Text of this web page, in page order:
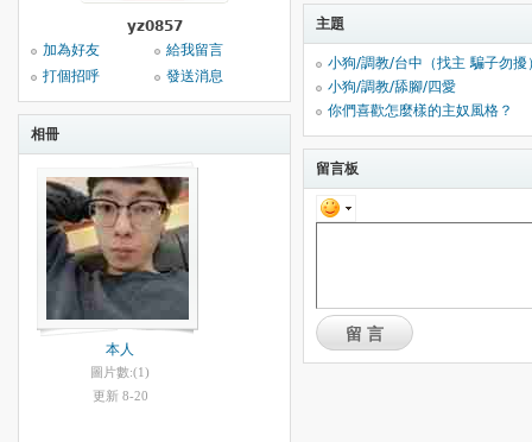
yz0857
加為好友
給我留言
打個招呼
發送消息
相冊
本人
圖片數:(1)
更新 8-20
主題
小狗/調教/台中（找主 騙子勿擾
小狗/調教/舔腳/四愛
你們喜歡怎麼樣的主奴風格？
留言板
留言